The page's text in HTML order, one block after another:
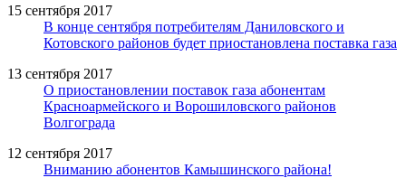
15 сентября 2017
В конце сентября потребителям Даниловского и
Котовского районов будет приостановлена поставка газа
13 сентября 2017
О приостановлении поставок газа абонентам
Красноармейского и Ворошиловского районов
Волгограда
12 сентября 2017
Вниманию абонентов Камышинского района!